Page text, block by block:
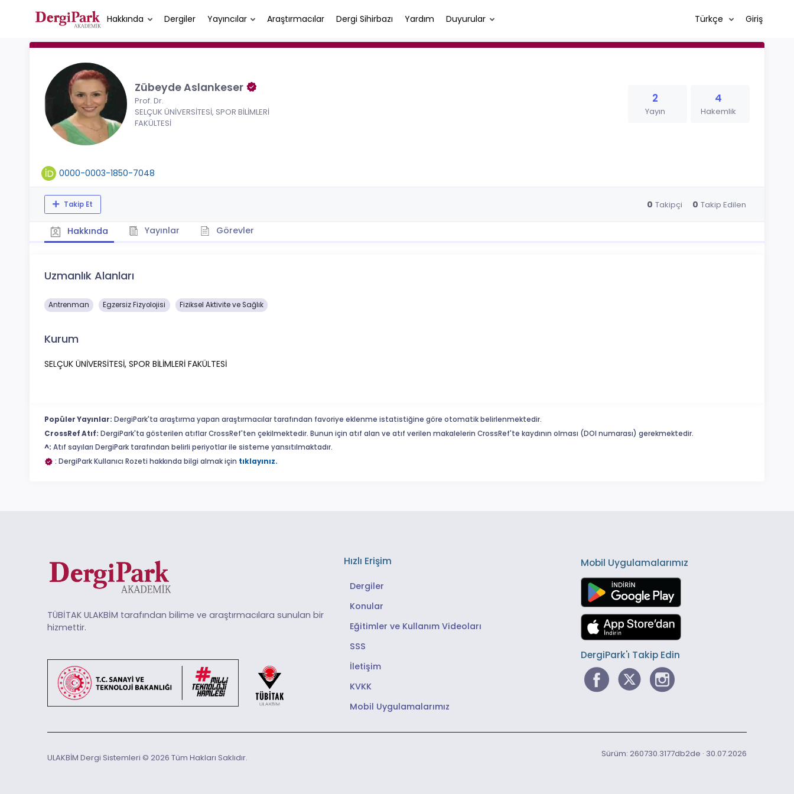
Hakkında Dergiler Yayıncılar Araştırmacılar Dergi Sihirbazı Yardım Duyurular Türkçe Giriş
Zübeyde Aslankeser
Prof. Dr.
SELÇUK ÜNİVERSİTESİ, SPOR BİLİMLERİ
FAKÜLTESİ
2
Yayın
4
Hakemlik
0000-0003-1850-7048
Takip Et 0 Takipçi 0 Takip Edilen
Hakkında Yayınlar Görevler
Uzmanlık Alanları
Antrenman Egzersiz Fizyolojisi Fiziksel Aktivite ve Sağlık
Kurum
SELÇUK ÜNİVERSİTESİ, SPOR BİLİMLERİ FAKÜLTESİ
Popüler Yayınlar: DergiPark'ta araştırma yapan araştırmacılar tarafından favoriye eklenme istatistiğine göre otomatik belirlenmektedir.
CrossRef Atıf: DergiPark'ta gösterilen atıflar CrossRef'ten çekilmektedir. Bunun için atıf alan ve atıf verilen makalelerin CrossRef'te kaydının olması (DOI numarası) gerekmektedir.
^: Atıf sayıları DergiPark tarafından belirli periyotlar ile sisteme yansıtılmaktadır.
: DergiPark Kullanıcı Rozeti hakkında bilgi almak için tıklayınız.
TÜBİTAK ULAKBİM tarafından bilime ve araştırmacılara sunulan bir
hizmettir.
Hızlı Erişim
Dergiler
Konular
Eğitimler ve Kullanım Videoları
SSS
İletişim
KVKK
Mobil Uygulamalarımız
Mobil Uygulamalarımız
DergiPark'ı Takip Edin
ULAKBİM Dergi Sistemleri © 2026 Tüm Hakları Saklıdır. Sürüm: 260730.3177db2de · 30.07.2026